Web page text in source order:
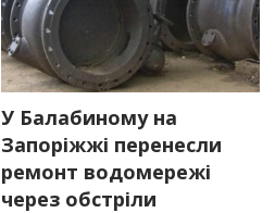
У Балабиному на
Запоріжжі перенесли
ремонт водомережі
через обстріли